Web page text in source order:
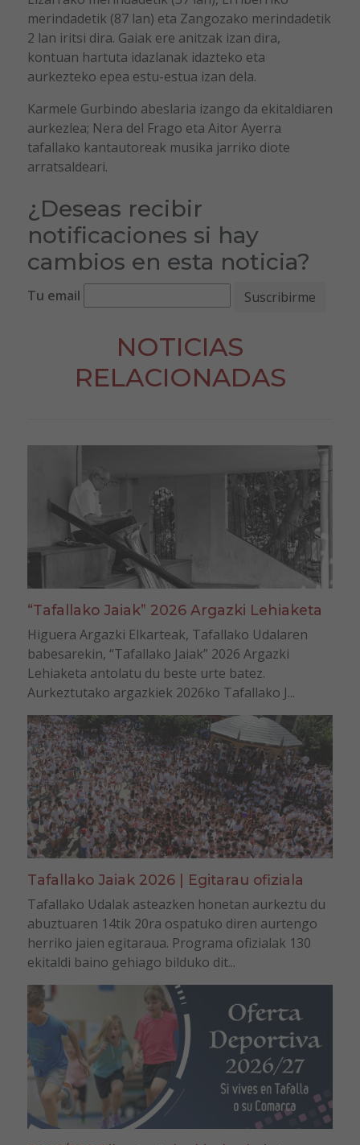
merindadetik (87 lan) eta Zangozako merindadetik
2 lan iritsi dira. Gaiak ere anitzak izan dira,
kontuan hartuta idazlanak idazteko eta
aurkezteko epea estu-estua izan dela.
Karmele Gurbindo abeslaria izango da ekitaldiaren
aurkezlea; Nera del Frago eta Aitor Ayerra
tafallako kantautoreak musika jarriko diote
arratsaldeari.
¿Deseas recibir
notificaciones si hay
cambios en esta noticia?
Tu email
NOTICIAS
RELACIONADAS
“Tafallako Jaiak” 2026 Argazki Lehiaketa
Higuera Argazki Elkarteak, Tafallako Udalaren
babesarekin, “Tafallako Jaiak” 2026 Argazki
Lehiaketa antolatu du beste urte batez.
Aurkeztutako argazkiek 2026ko Tafallako J...
Tafallako Jaiak 2026 | Egitarau ofiziala
Tafallako Udalak asteazken honetan aurkeztu du
abuztuaren 14tik 20ra ospatuko diren aurtengo
herriko jaien egitaraua. Programa ofizialak 130
ekitaldi baino gehiago bilduko dit...